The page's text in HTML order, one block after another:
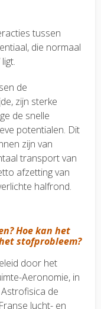
tussen
die normaal
de
zijn sterke
de snelle
potentialen. Dit
zijn van
transport van
afzetting van
halfrond.
Hoe kan het
stofprobleem?
door het
Aeronomie, in
de
lucht- en